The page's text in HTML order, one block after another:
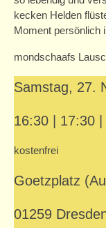
Kurse
Kurse für
kecken Helden
Moment persönlich
mondschaafs
Samstag, 27.
16:30 | 17:30
kostenfrei
Goetzplatz
01259